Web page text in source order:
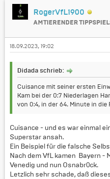
RogerVfL1900
AMTIERENDER
18.09.2023, 19:02
Didada schrieb:
Cuisance mit seiner ersten
Kam bei der 0:7 Niederlagen
von 0:4, in der 64. Minute in die
Cuisance - und es war einmal
Superstar ansah.
Ein Beispiel für die falsche
Nach dem VfL kamen Bayern -
Venedig und nun Osnabr0ck.
Letzlich sehr schade, daß